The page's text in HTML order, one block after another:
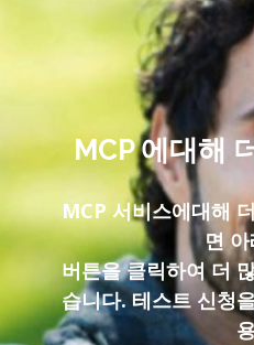
MCP 에대해
MCP 서비스에대해
면
버튼을 클릭하여 더
습니다. 테스트 신청